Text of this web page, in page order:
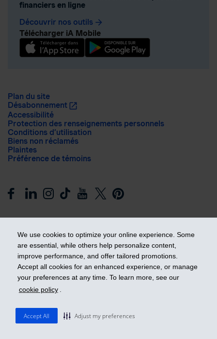
We use cookies to optimize your online experience. Some
are essential, while others help personalize content,
improve performance, and offer tailored promotions.
Accept all cookies for an enhanced experience, or manage
your preferences at any time. To learn more, see our
cookie policy .
Accept All Adjust my preferences
financiers en ligne
Découvrir nos outils arrow_forward
Télécharger iA Mobile
Plan du site
Désabonnement
Accessibilité
Protection des renseignements personnels
Conditions d’utilisation
Biens non réclamés
Plaintes
Préférence de témoins
Prendre les devants